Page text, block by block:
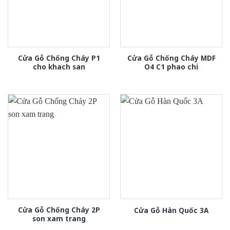
Cửa Gỗ Chống Cháy P1
cho khach san
Cửa Gỗ Chống Cháy MDF
O4 C1 phao chi
Cửa Gỗ Chống Cháy 2P
son xam trang
Cửa Gỗ Hàn Quốc 3A